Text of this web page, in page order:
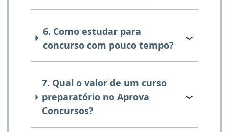
6. Como estudar para
concurso com pouco tempo?
7. Qual o valor de um curso
preparatório no Aprova
Concursos?